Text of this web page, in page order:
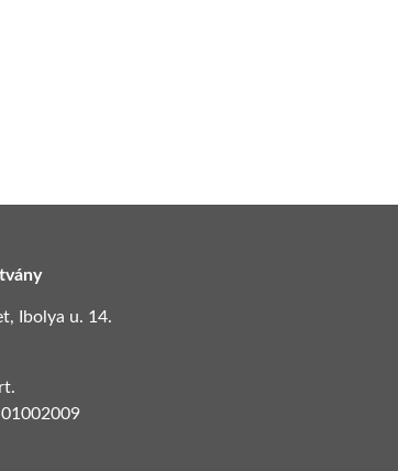
Ibolya u. 14.